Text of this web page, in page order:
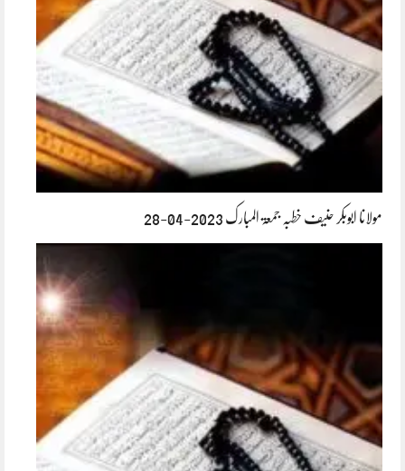
مولانا ابوبکر حنیف خطبہ جمعۃ المبارک 2023-04-28